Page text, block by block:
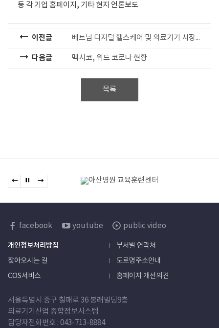
등 각 기업 홈페이지, 기타 현지 언론보도
이전글 베트남 디지털 헬스케어 및 의료기기 시장의 도약
다음글 멕시코, 위드 코로나 현황
목록
관련기관
이전 배너로 이동
배너 정지다음 배너로 이동
한국보건산업진흥원
sns
바로가기
facebook youtube public video
개인정보처리방침
부서별 연락처
찾아오시는 길
도로명주소안내
COS서비스
홈페이지 개선의견
서울특별시 중구 칠패로 36 봉래빌딩9층
의료기기산업 종합정보시스템
담당자전화번호 : 043-713-8884